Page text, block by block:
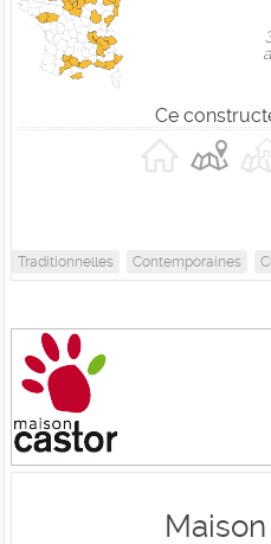
Ce
Traditionnelles Contemporaines